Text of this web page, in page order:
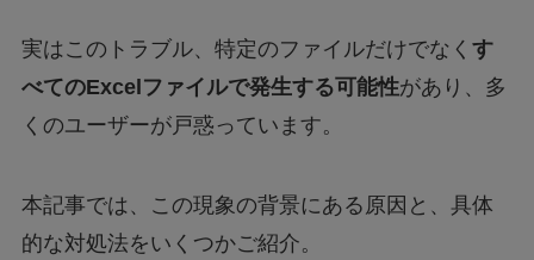
実はこのトラブル、特定のファイルだけでなく す
べてのExcelファイルで発生する可能性があり、多
くのユーザーが戸惑っています。
本記事では、この現象の背景にある原因と、具体
的な対処法をいくつかご紹介。